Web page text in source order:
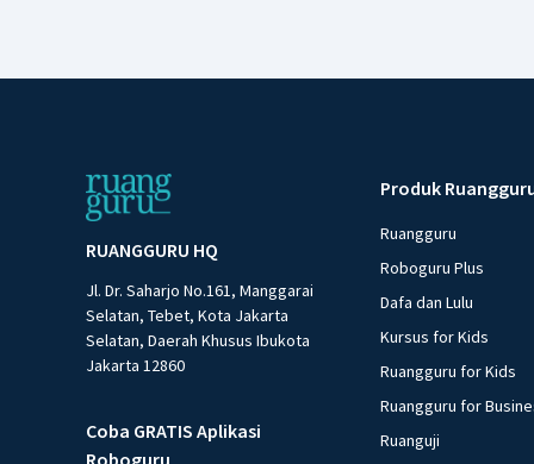
RUANGGURU HQ
Jl. Dr. Saharjo No.161, Manggarai
Selatan, Tebet, Kota Jakarta
Selatan, Daerah Khusus Ibukota
Jakarta 12860
Coba GRATIS Aplikasi
Roboguru
Produk
Ruangguru
Roboguru Plus
Dafa dan Lulu
Kursus for Kids
Ruangguru for Kids
Ruangguru for
Ruanguji